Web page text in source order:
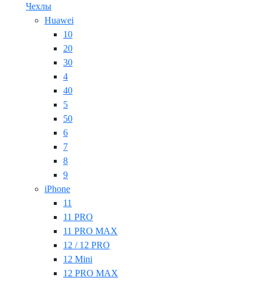
Чехлы
Huawei
10
20
30
4
40
5
50
6
7
8
9
iPhone
11
11 PRO
11 PRO MAX
12 / 12 PRO
12 Mini
12 PRO MAX